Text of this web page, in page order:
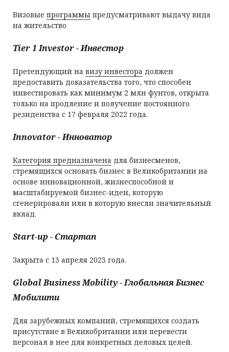
Визовые программы предусматривают выдачу вида
на жительство
Tier 1 Investor - Инвестор
Претендующий на визу инвестора должен
предоставить доказательства того, что способен
инвестировать как минимум 2 млн фунтов, открыта
только на продление и получение постоянного
резиденства с 17 февраля 2022 года.
Innovator - Инноватор
Категория предназначена для бизнесменов,
стремящихся основать бизнес в Великобритании на
основе инновационной, жизнеспособной и
масштабируемой бизнес-идеи, которую
сгенерировали или в которую внесли значительный
вклад.
Start-up - Стартап
Закрыта с 13 апреля 2023 года.
Global Business Mobility - Глобальная Бизнес
Мобилити
Для зарубежных компаний, стремящихся создать
присутствие в Великобритании или перевести
персонал в нее для конкретных деловых целей.